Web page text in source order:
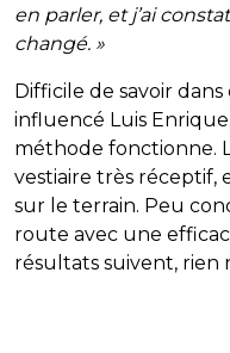
en parler, et j’ai
changé. »
Difficile de savoir
influencé Luis
méthode fonctionne.
vestiaire très
sur le terrain. Peu
route avec une
résultats suivent, rien